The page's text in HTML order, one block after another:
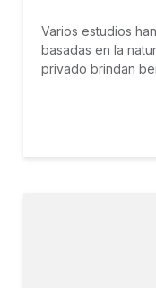
Varios estudios
basadas en la
privado brindan